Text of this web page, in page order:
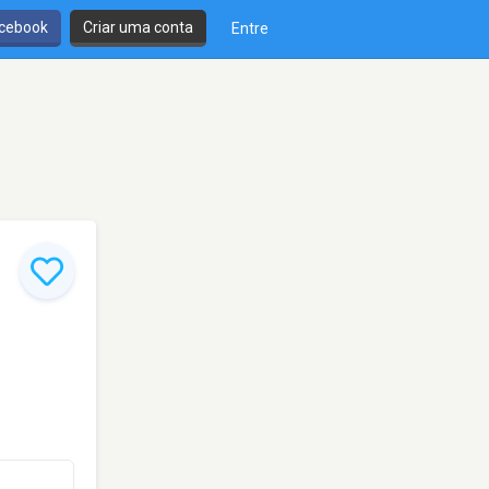
Criar uma conta Entre